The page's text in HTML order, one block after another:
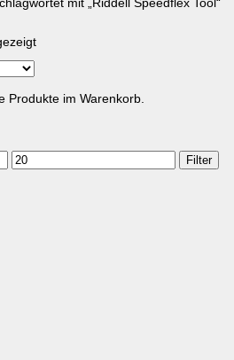
Produkte im Warenkorb.
mit „Riddell Speedflex Tool“
Max.
Preis
Filter